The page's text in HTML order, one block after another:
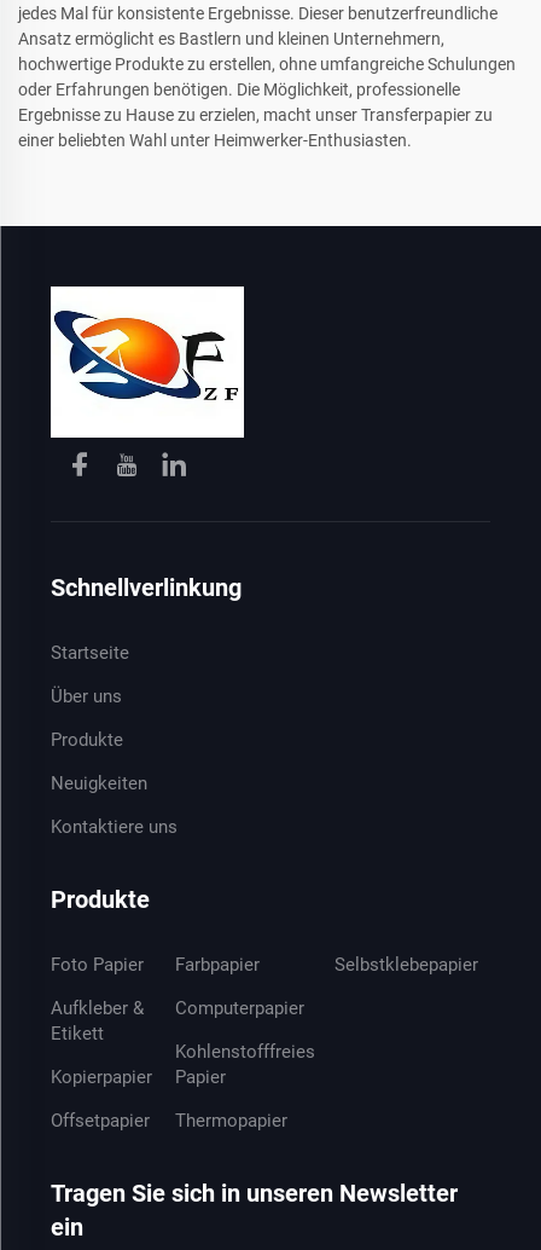
jedes Mal für konsistente Ergebnisse. Dieser benutzerfreundliche
Ansatz ermöglicht es Bastlern und kleinen Unternehmern,
hochwertige Produkte zu erstellen, ohne umfangreiche Schulungen
oder Erfahrungen benötigen. Die Möglichkeit, professionelle
Ergebnisse zu Hause zu erzielen, macht unser Transferpapier zu
einer beliebten Wahl unter Heimwerker-Enthusiasten.
Schnellverlinkung
Startseite
Über uns
Produkte
Neuigkeiten
Kontaktiere uns
Produkte
Foto Papier
Aufkleber &
Etikett
Kopierpapier
Offsetpapier
Farbpapier
Computerpapier
Kohlenstofffreies
Papier
Thermopapier
Selbstklebepapier
Tragen Sie sich in unseren Newsletter
ein